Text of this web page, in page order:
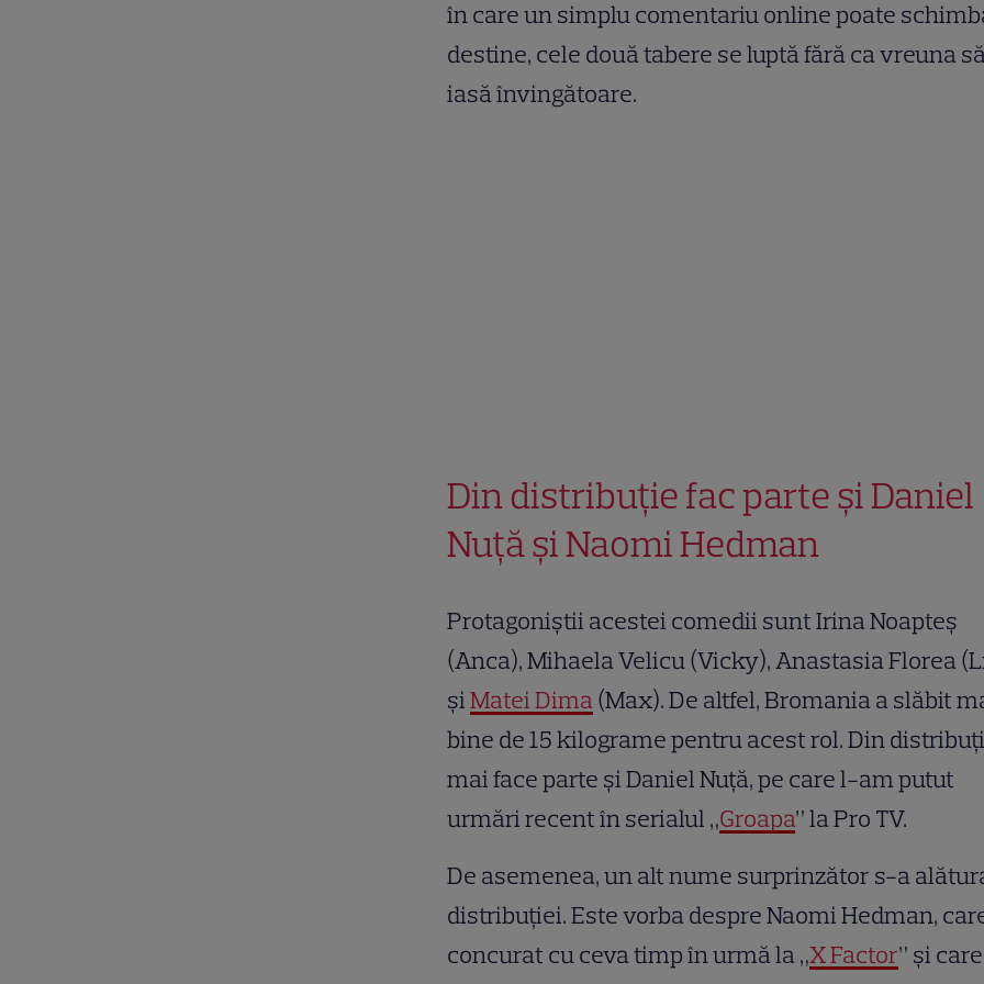
în care un simplu comentariu online poate
destine, cele două tabere se luptă fără ca vreuna
iasă învingătoare.
Din distribuție fac parte și Daniel
Nuță și Naomi Hedman
Protagoniştii acestei comedii sunt Irina Noapteş
(Anca), Mihaela Velicu (Vicky), Anastasia Florea
şiMatei Dima(Max). De altfel, Bromania a slăbit
bine de 15 kilograme pentru acest rol. Din
mai face parte și Daniel Nuţă, pe care l-am putut
urmări recent în serialul „Groapa” la Pro TV.
De asemenea, un alt nume surprinzător s-a
distribuției. Este vorba despre Naomi Hedman,
concurat cu ceva timp în urmă la „X Factor” și